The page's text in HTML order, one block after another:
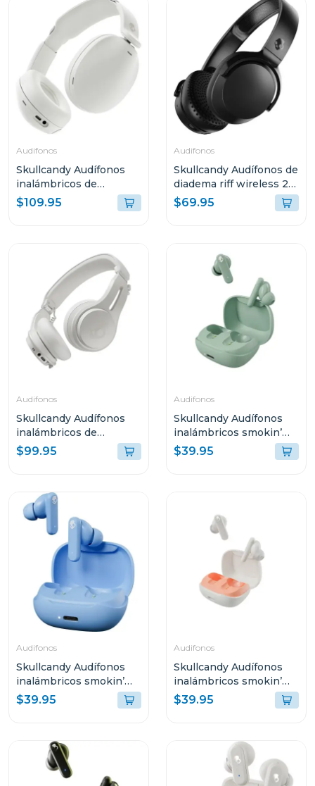
Audifonos
Skullcandy Audífonos
inalámbricos de
diadema hesh bone 360
s6how
$109.95
Audifonos
Skullcandy Audífonos de
diadema riff wireless 2
true black s5prw
$69.95
Audifonos
Skullcandy Audífonos
inalámbricos de
diadema icon anc bone
orange s5iow
$99.95
Audifonos
Skullcandy Audífonos
inalámbricos smokin’
buds peppy sage t989
$39.95
Audifonos
Skullcandy Audífonos
inalámbricos smokin’
buds peppy blue t990
$39.95
Audifonos
Skullcandy Audífonos
inalámbricos smokin’
buds bone orange glow
r951
$39.95